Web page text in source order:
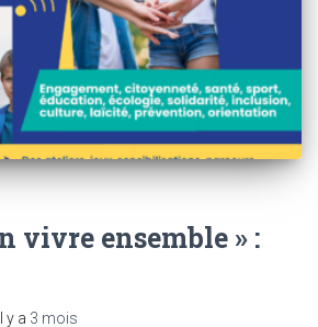
vivre ensemble » :
il y a 3 mois